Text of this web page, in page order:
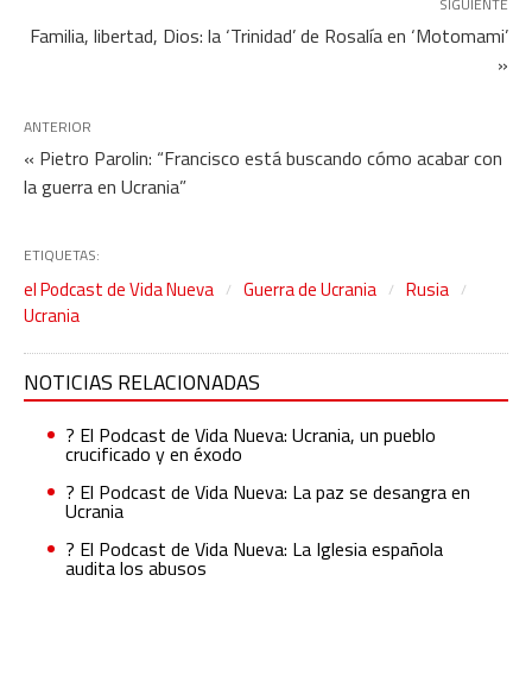
SIGUIENTE
Familia, libertad, Dios: la ‘Trinidad’ de Rosalía en ‘Motomami’
»
ANTERIOR
« Pietro Parolin: “Francisco está buscando cómo acabar con
la guerra en Ucrania”
ETIQUETAS:
el Podcast de Vida Nueva Guerra de Ucrania
Rusia
Ucrania
NOTICIAS RELACIONADAS
?️ El Podcast de Vida Nueva: Ucrania, un pueblo
crucificado y en éxodo
?️ El Podcast de Vida Nueva: La paz se desangra en
Ucrania
?️ El Podcast de Vida Nueva: La Iglesia española
audita los abusos